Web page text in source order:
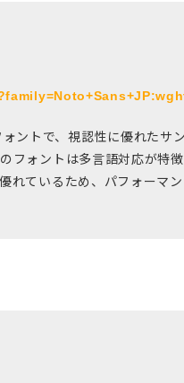
トで、視認性に優れたサ
フォントは多言語対応が特
れているため、パフォーマ